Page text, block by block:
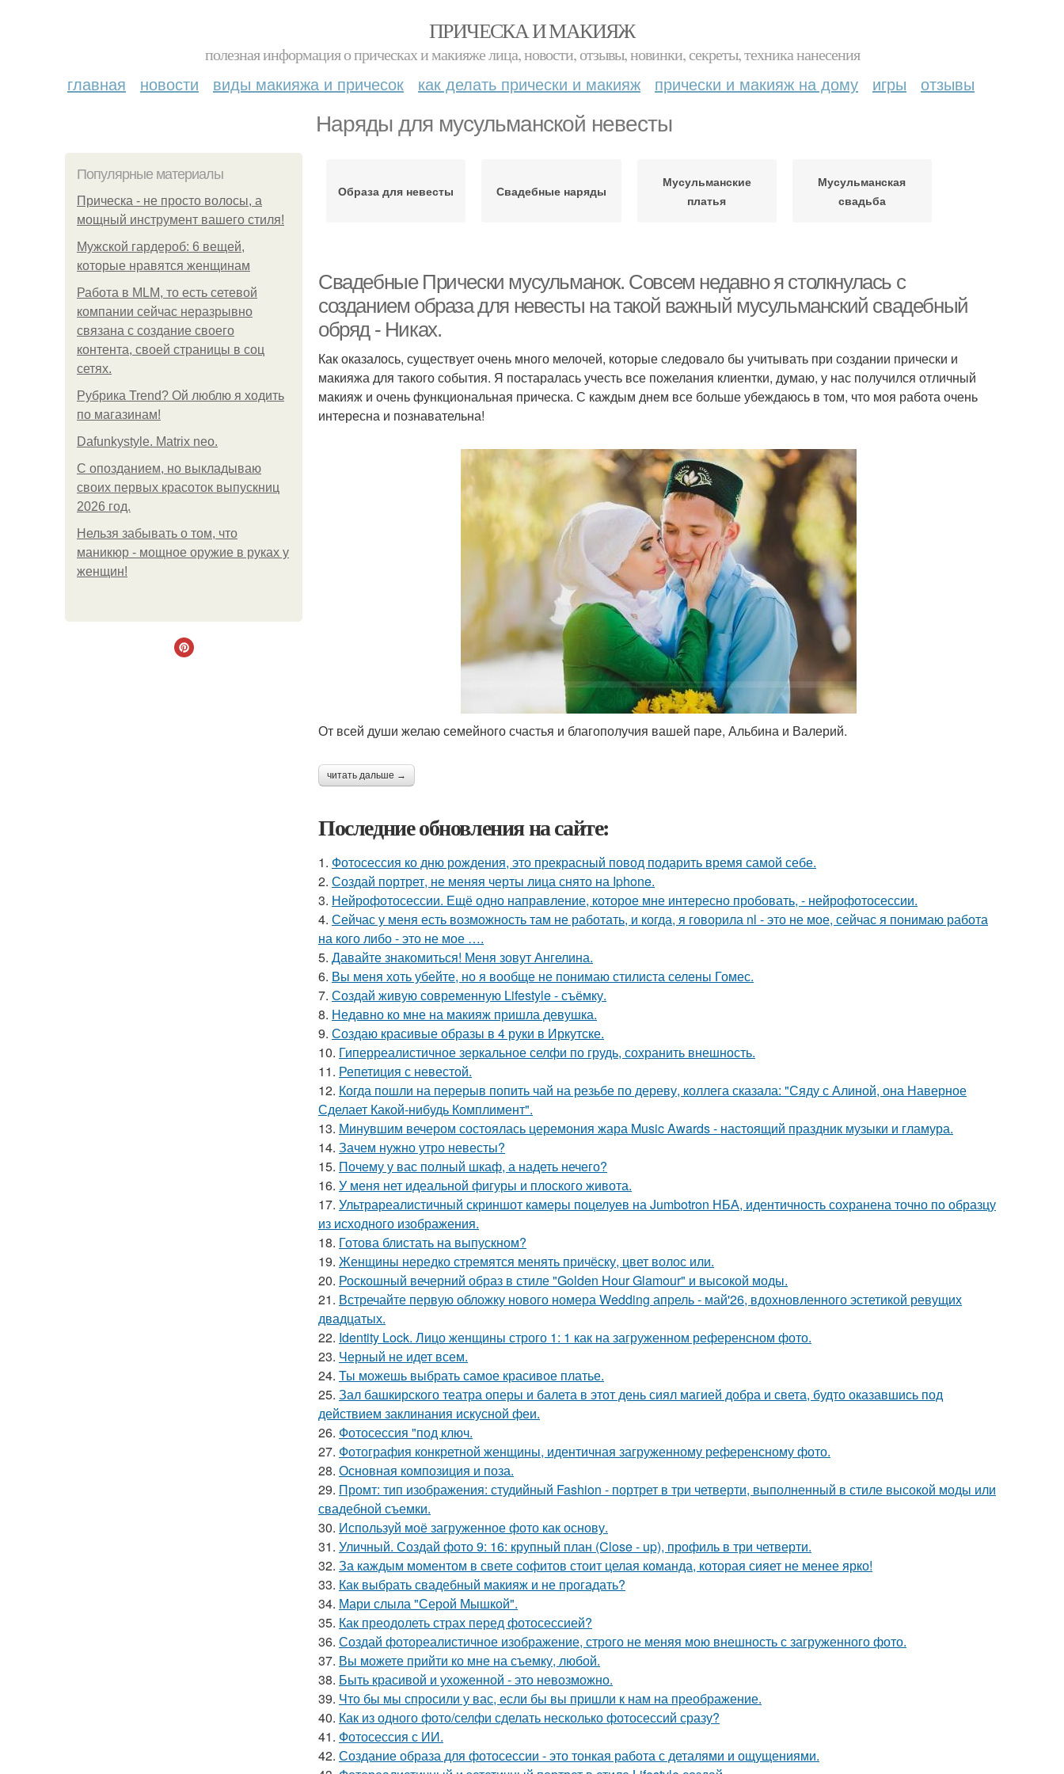
ПРИЧЕСКА И МАКИЯЖ
полезная информация о прическах и макияже лица, новости, отзывы, новинки, секреты, техника нанесения
главная новости виды макияжа и причесок как делать прически и макияж прически и макияж на дому игры отзывы
Наряды для мусульманской невесты
Популярные материалы
Прическа - не просто волосы, а
мощный инструмент вашего стиля!
Мужской гардероб: 6 вещей,
которые нравятся женщинам
Работа в MLM, то есть сетевой
компании сейчас неразрывно
связана с создание своего
контента, своей страницы в соц
сетях.
Рубрика Trend? Ой люблю я ходить
по магазинам!
Dafunkystyle. Matrix neo.
С опозданием, но выкладываю
своих первых красоток выпускниц
2026 год.
Нельзя забывать о том, что
маникюр - мощное оружие в руках у
женщин!
Образа для невесты Свадебные наряды
Мусульманские
платья
Мусульманская
свадьба
Свадебные Прически мусульманок. Совсем недавно я столкнулась с
созданием образа для невесты на такой важный мусульманский свадебный
обряд - Никах.
Как оказалось, существует очень много мелочей, которые следовало бы учитывать при создании прически и
макияжа для такого события. Я постаралась учесть все пожелания клиентки, думаю, у нас получился отличный
макияж и очень функциональная прическа. С каждым днем все больше убеждаюсь в том, что моя работа очень
интересна и познавательна!
От всей души желаю семейного счастья и благополучия вашей паре, Альбина и Валерий.
читать дальше →
Последние обновления на сайте:
1. Фотосессия ко дню рождения, это прекрасный повод подарить время самой себе.
2. Создай портрет, не меняя черты лица снято на Iphone.
3. Нейрофотосессии. Ещё одно направление, которое мне интересно пробовать, - нейрофотосессии.
4. Сейчас у меня есть возможность там не работать, и когда, я говорила nl - это не мое, сейчас я понимаю работа
на кого либо - это не мое ….
5. Давайте знакомиться! Меня зовут Ангелина.
6. Вы меня хоть убейте, но я вообще не понимаю стилиста селены Гомес.
7. Создай живую современную Lifestyle - съёмку.
8. Недавно ко мне на макияж пришла девушка.
9. Создаю красивые образы в 4 руки в Иркутске.
10. Гиперреалистичное зеркальное селфи по грудь, сохранить внешность.
11. Репетиция с невестой.
12. Когда пошли на перерыв попить чай на резьбе по дереву, коллега сказала: "Сяду с Алиной, она Наверное
Сделает Какой-нибудь Комплимент".
13. Минувшим вечером состоялась церемония жара Music Awards - настоящий праздник музыки и гламура.
14. Зачем нужно утро невесты?
15. Почему у вас полный шкаф, а надеть нечего?
16. У меня нет идеальной фигуры и плоского живота.
17. Ультрареалистичный скриншот камеры поцелуев на Jumbotron НБА, идентичность сохранена точно по образцу
из исходного изображения.
18. Готова блистать на выпускном?
19. Женщины нередко стремятся менять причёску, цвет волос или.
20. Роскошный вечерний образ в стиле "Golden Hour Glamour" и высокой моды.
21. Встречайте первую обложку нового номера Wedding апрель - май'26, вдохновленного эстетикой ревущих
двадцатых.
22. Identity Lock. Лицо женщины строго 1: 1 как на загруженном референсном фото.
23. Черный не идет всем.
24. Ты можешь выбрать самое красивое платье.
25. Зал башкирского театра оперы и балета в этот день сиял магией добра и света, будто оказавшись под
действием заклинания искусной феи.
26. Фотосессия "под ключ.
27. Фотография конкретной женщины, идентичная загруженному референсному фото.
28. Основная композиция и поза.
29. Промт: тип изображения: студийный Fashion - портрет в три четверти, выполненный в стиле высокой моды или
свадебной съемки.
30. Используй моё загруженное фото как основу.
31. Уличный. Создай фото 9: 16: крупный план (Close - up), профиль в три четверти.
32. За каждым моментом в свете софитов стоит целая команда, которая сияет не менее ярко!
33. Как выбрать свадебный макияж и не прогадать?
34. Мари слыла "Серой Мышкой".
35. Как преодолеть страх перед фотосессией?
36. Создай фотореалистичное изображение, строго не меняя мою внешность с загруженного фото.
37. Вы можете прийти ко мне на съемку, любой.
38. Быть красивой и ухоженной - это невозможно.
39. Что бы мы спросили у вас, если бы вы пришли к нам на преображение.
40. Как из одного фото/селфи сделать несколько фотосессий сразу?
41. Фотосессия с ИИ.
42. Создание образа для фотосессии - это тонкая работа с деталями и ощущениями.